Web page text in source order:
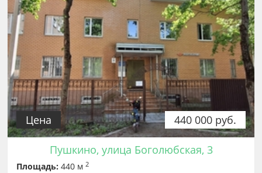
440 000 руб.
Цена
Пушкино, улица Боголюбская, 3
Площадь: 440 м2